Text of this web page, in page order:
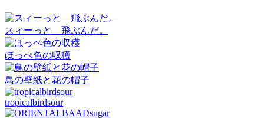
スィーっと 飛ぶんだ。
ほっぺ色の収穫
鳥の壁紙と花の帽子
tropicalbirdsour